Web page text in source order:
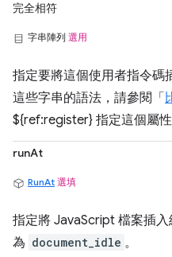
完全相符
字串陣列 選用
指定要將這個使用者指令碼
這些字串的語法，請參閱「
${ref:register} 指定這個屬性
runAt
RunAt 選填
指定將 JavaScript 檔案插
為 document_idle 。